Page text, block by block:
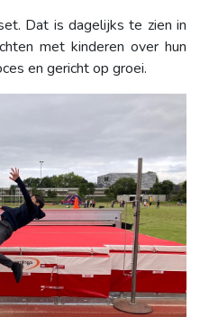
Dat is dagelijks te zien in
met kinderen over hun
en gericht op groei.